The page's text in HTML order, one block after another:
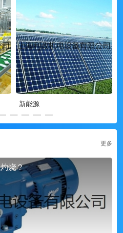
新能源
更多
烧？